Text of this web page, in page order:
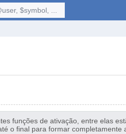
$symbol, ...
funções de ativação, entre elas
o final para formar completamente